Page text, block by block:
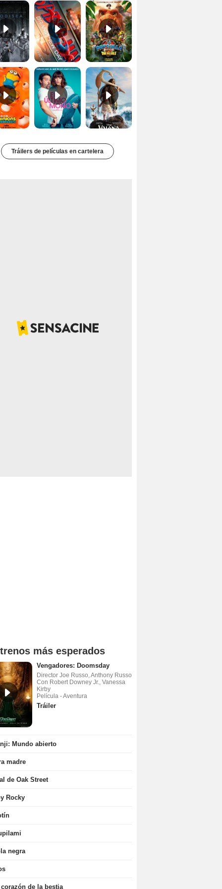
Minions & Monsters Tráiler (2) El último mono Tráiler Vaiana Tráiler (2)
Tráilers de películas en cartelera
más esperados
Vengadores: Doomsday
Director Joe Russo, Anthony Russo
Con Robert Downey Jr., Vanessa
Kirby
Película - Aventura
Tráiler
Mundo abierto
madre
de Oak Street
Rocky
negra
de la bestia